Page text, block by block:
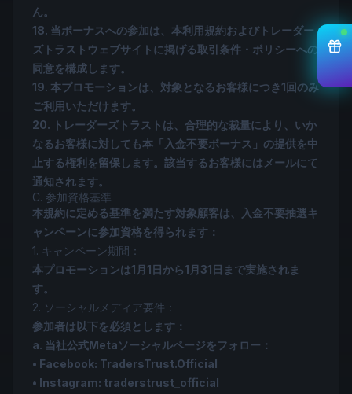
ん。
18. 当ボーナスへの参加は、本利用規約およびトレーダー
ズトラストウェブサイトに掲げる取引条件・ポリシーへの
同意を構成します。
19. 本プロモーションは、対象となるお客様につき1回のみ
ご利用いただけます。
20. トレーダーズトラストは、合理的な裁量により、いか
なるお客様に対しても本「入金不要ボーナス」の提供を中
止する権利を留保します。該当するお客様にはメールにて
通知されます。
C. 参加資格基準
本規約に定める基準を満たす対象顧客は、入金不要抽選キ
ャンペーンに参加資格を得られます：
1. キャンペーン期間：
本プロモーションは1月1日から1月31日まで実施されま
す。
2. ソーシャルメディア要件：
参加者は以下を必須とします：
a. 当社公式Metaソーシャルページをフォロー：
• Facebook: TradersTrust.Official
• Instagram: traderstrust_official